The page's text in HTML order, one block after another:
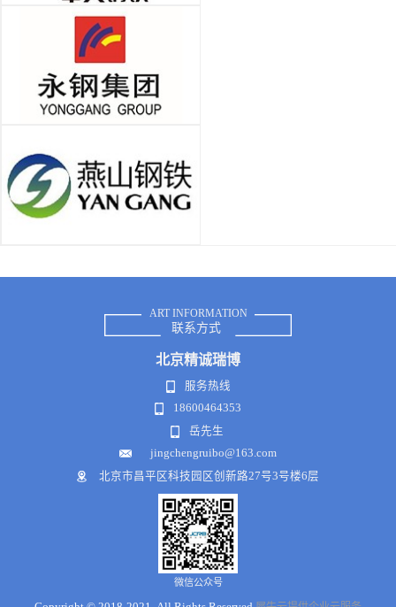
ART INFORMATION
联系方式
北京精诚瑞博
服务热线
18600464353
岳先生
jingchengruibo@163.com
北京市昌平区科技园区创新路27号3号楼6层
微信公众号